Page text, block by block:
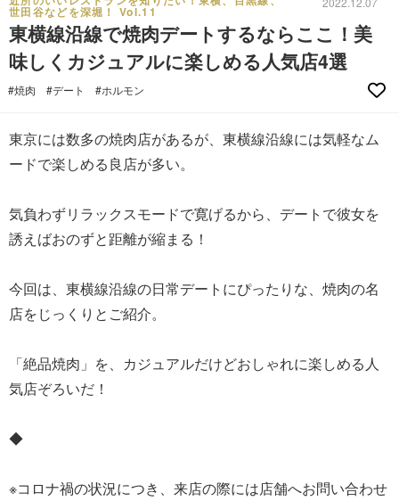
世田谷などを深堀！ Vol.11
東横線沿線で焼肉デートするならここ！美
味しくカジュアルに楽しめる人気店4選
#焼肉 #デート #ホルモン
東京には数多の焼肉店があるが、東横線沿線には気軽なム
ードで楽しめる良店が多い。
気負わずリラックスモードで寛げるから、デートで彼女を
誘えばおのずと距離が縮まる！
今回は、東横線沿線の日常デートにぴったりな、焼肉の名
店をじっくりとご紹介。
「絶品焼肉」を、カジュアルだけどおしゃれに楽しめる人
気店ぞろいだ！
◆
※コロナ禍の状況につき、来店の際には店舗へお問い合わせ